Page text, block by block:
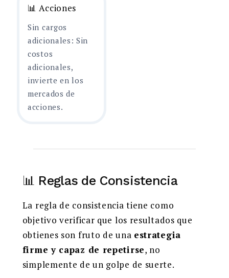
📊 Acciones
Sin cargos
adicionales: Sin
costos
adicionales,
invierte en los
mercados de
acciones.
📊 Reglas de Consistencia
La regla de consistencia tiene como
objetivo verificar que los resultados que
obtienes son fruto de una estrategia
firme y capaz de repetirse, no
simplemente de un golpe de suerte.